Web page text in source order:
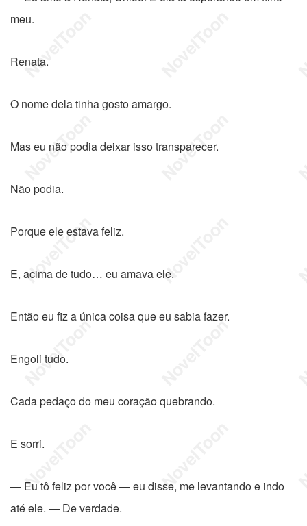
meu.
Renata.
O nome dela tinha gosto amargo.
Mas eu não podia deixar isso transparecer.
Não podia.
Porque ele estava feliz.
E, acima de tudo… eu amava ele.
Então eu fiz a única coisa que eu sabia fazer.
Engoli tudo.
Cada pedaço do meu coração quebrando.
E sorri.
— Eu tô feliz por você — eu disse, me levantando e indo
até ele. — De verdade.